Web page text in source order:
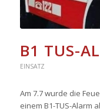
B1 TUS-
EINSATZ
Am 7.7 wurde die
einem B1-TUS-Alarm